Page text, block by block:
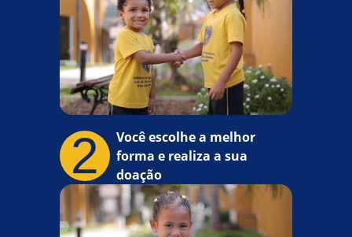
2
Você escolhe a melhor
forma e realiza a sua
doação